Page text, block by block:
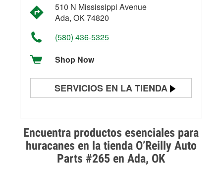
Encuentra productos esenciales para
huracanes en la tienda O’Reilly Auto
Parts #265 en Ada, OK
510 N Mississippi Avenue
Ada, OK 74820
(580) 436-5325
Shop Now
SERVICIOS EN LA TIENDA
Prueba de alternadores y
arrancadores
Revisión de la luz "Check Engine"